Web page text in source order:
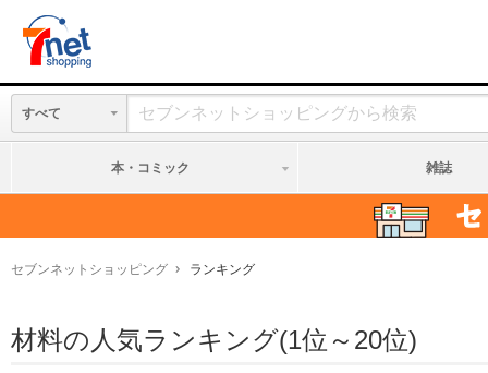
すべて
本・コミック 雑誌
セブンネットショッピング ランキング
材料の人気ランキング(1位～20位)